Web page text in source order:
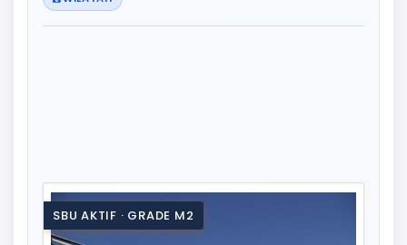
SBU AKTIF · GRADE M2